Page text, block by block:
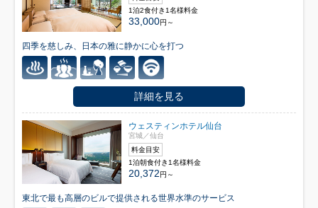
1泊2食付き1名様料金
33,000円～
四季を慈しみ、日本の雅に静かに心を打つ
詳細を見る
ウェスティンホテル仙台
宮城／仙台
料金目安
1泊朝食付き1名様料金
20,372円～
東北で最も高層のビルで提供される世界水準のサービス